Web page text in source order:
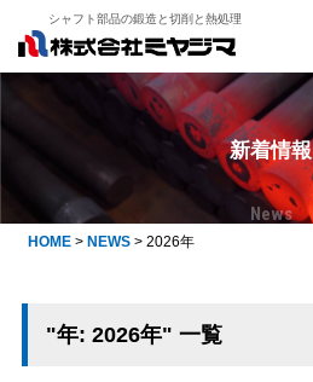
シャフト部品の鍛造と切削と熱処理
新着情報
News
HOME> NEWS> 2026年
"年: 2026年" 一覧